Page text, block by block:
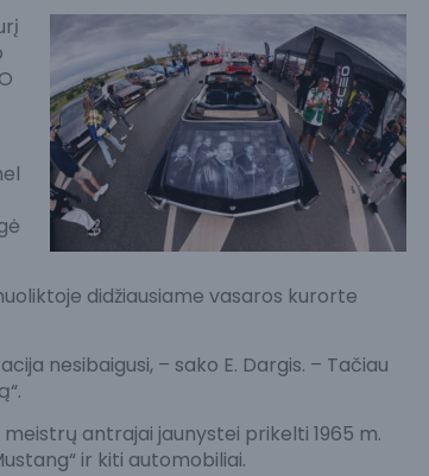
didžiausiame vasaros kurorte
nesibaigusi, – sako E. Dargis. – Tačiau
meistrų antrajai jaunystei prikelti 1965 m.
ir kiti automobiliai.